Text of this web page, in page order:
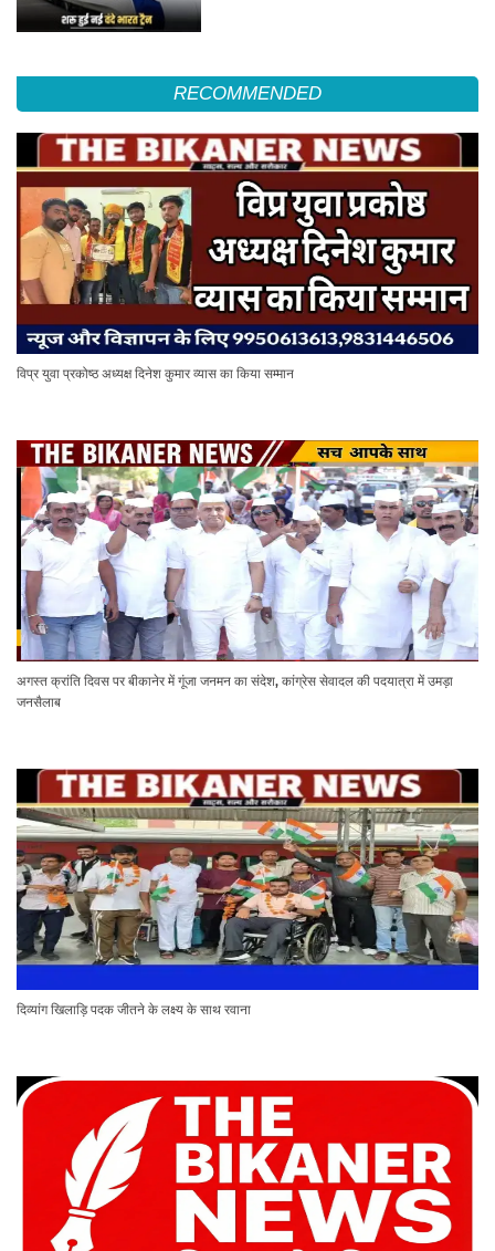
RECOMMENDED
विप्र युवा प्रकोष्ठ अध्यक्ष दिनेश कुमार व्यास का किया सम्मान
अगस्त क्रांति दिवस पर बीकानेर में गूंजा जनमन का संदेश, कांग्रेस सेवादल की पदयात्रा में उमड़ा
जनसैलाब
दिव्यांग खिलाड़ि पदक जीतने के लक्ष्य के साथ रवाना